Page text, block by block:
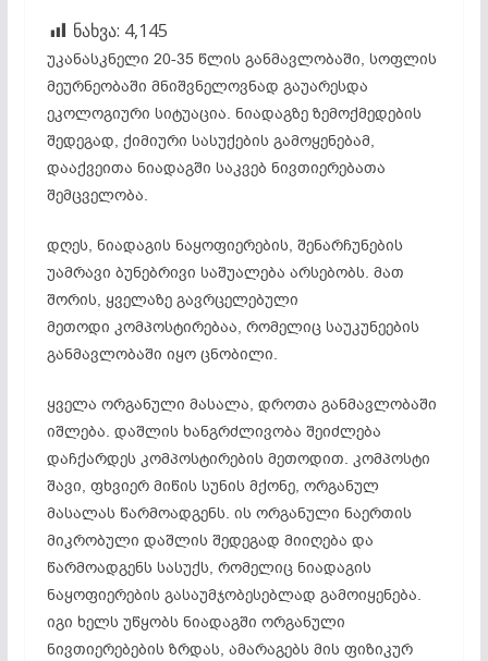
ნახვა: 4,145
უკანასკნელი 20-35 წლის განმავლობაში, სოფლის
მეურნეობაში მნიშვნელოვნად გაუარესდა
ეკოლოგიური სიტუაცია. ნიადაგზე ზემოქმედების
შედეგად, ქიმიური სასუქების გამოყენებამ,
დააქვეითა ნიადაგში საკვებ ნივთიერებათა
შემცველობა.
დღეს, ნიადაგის ნაყოფიერების, შენარჩუნების
უამრავი ბუნებრივი საშუალება არსებობს. მათ
შორის, ყველაზე გავრცელებული
მეთოდი კომპოსტირებაა, რომელიც საუკუნეების
განმავლობაში იყო ცნობილი.
ყველა ორგანული მასალა, დროთა განმავლობაში
იშლება. დაშლის ხანგრძლივობა შეიძლება
დაჩქარდეს კომპოსტირების მეთოდით. კომპოსტი
შავი, ფხვიერ მიწის სუნის მქონე, ორგანულ
მასალას წარმოადგენს. ის ორგანული ნაერთის
მიკრობული დაშლის შედეგად მიიღება და
წარმოადგენს სასუქს, რომელიც ნიადაგის
ნაყოფიერების გასაუმჯობესებლად გამოიყენება.
იგი ხელს უწყობს ნიადაგში ორგანული
ნივთიერებების ზრდას, ამარაგებს მის ფიზიკურ